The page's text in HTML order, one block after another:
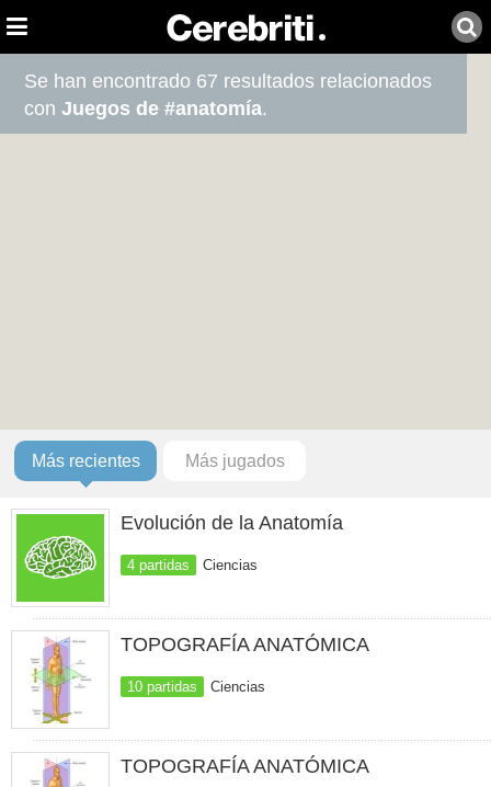
Se han encontrado 67 resultados relacionados
conJuegos de #anatomía.
Más recientes Más jugados
Evolución de la Anatomía
4 partidas Ciencias
TOPOGRAFÍA ANATÓMICA
10 partidas Ciencias
TOPOGRAFÍA ANATÓMICA